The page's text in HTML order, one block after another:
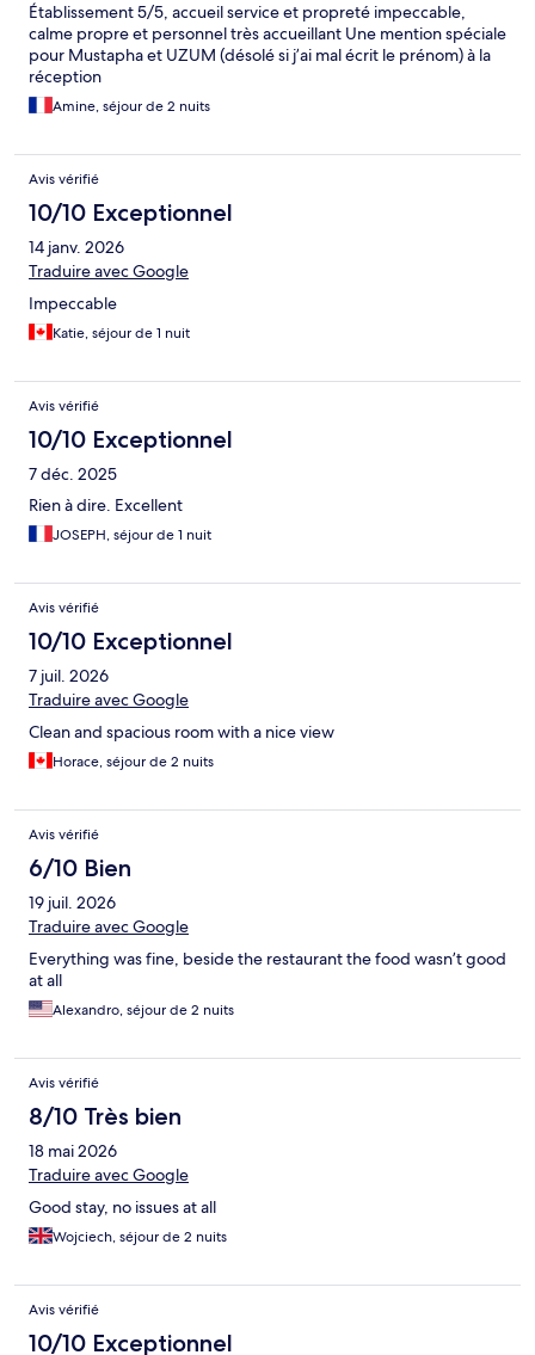
Établissement 5/5, accueil service et propreté impeccable,
calme propre et personnel très accueillant Une mention spéciale
pour Mustapha et UZUM (désolé si j’ai mal écrit le prénom) à la
réception
Amine, séjour de 2 nuits
Avis vérifié
10/10 Exceptionnel
14 janv. 2026
Traduire avec Google
Impeccable
Katie, séjour de 1 nuit
Avis vérifié
10/10 Exceptionnel
7 déc. 2025
Rien à dire. Excellent
JOSEPH, séjour de 1 nuit
Avis vérifié
10/10 Exceptionnel
7 juil. 2026
Traduire avec Google
Clean and spacious room with a nice view
Horace, séjour de 2 nuits
Avis vérifié
6/10 Bien
19 juil. 2026
Traduire avec Google
Everything was fine, beside the restaurant the food wasn’t good
at all
Alexandro, séjour de 2 nuits
Avis vérifié
8/10 Très bien
18 mai 2026
Traduire avec Google
Good stay, no issues at all
Wojciech, séjour de 2 nuits
Avis vérifié
10/10 Exceptionnel